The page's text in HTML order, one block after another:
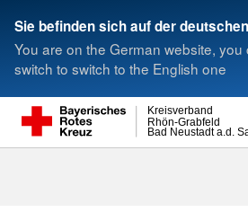
Sie befinden sich auf der
You are on the German website, you
switch to switch to the English one
Bad Neustadt a.d.
Rhön-Grabfeld
Kreisverband